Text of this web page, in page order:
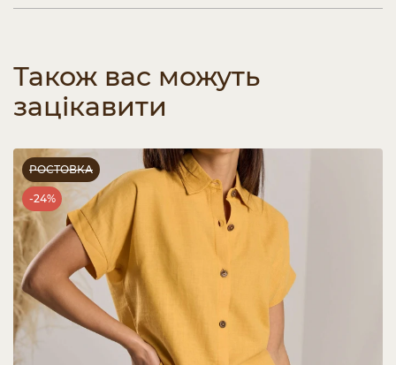
Також вас можуть
зацікавити
РОСТОВКА
-24%